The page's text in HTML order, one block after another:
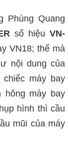
Phùng Quang
số hiệu VN-
VN18; thế mà
nội dung của
chiếc máy bay
hông máy bay
hình thì cầu
mũi của máy